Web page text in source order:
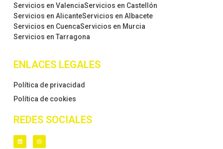
Servicios en ValenciaServicios en Castellón
Servicios en AlicanteServicios en Albacete
Servicios en CuencaServicios en Murcia
Servicios en Tarragona
ENLACES LEGALES
Política de privacidad
Política de cookies
REDES SOCIALES